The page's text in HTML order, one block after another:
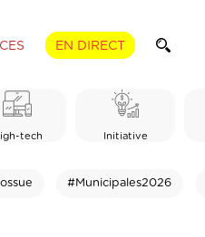
EN DIRECT
tech Initiative
#Municipales2026